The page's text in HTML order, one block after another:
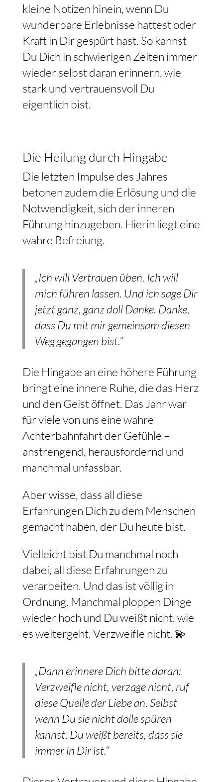
kleine Notizen hinein, wenn Du
wunderbare Erlebnisse hattest oder
Kraft in Dir gespürt hast. So kannst
Du Dich in schwierigen Zeiten immer
wieder selbst daran erinnern, wie
stark und vertrauensvoll Du
eigentlich bist.
Die Heilung durch Hingabe
Die letzten Impulse des Jahres
betonen zudem die Erlösung und die
Notwendigkeit, sich der inneren
Führung hinzugeben. Hierin liegt eine
wahre Befreiung.
„Ich will Vertrauen üben. Ich will
mich führen lassen. Und ich sage Dir
jetzt ganz, ganz doll Danke. Danke,
dass Du mit mir gemeinsam diesen
Weg gegangen bist.“
Die Hingabe an eine höhere Führung
bringt eine innere Ruhe, die das Herz
und den Geist öffnet. Das Jahr war
für viele von uns eine wahre
Achterbahnfahrt der Gefühle –
anstrengend, herausfordernd und
manchmal unfassbar.
Aber wisse, dass all diese
Erfahrungen Dich zu dem Menschen
gemacht haben, der Du heute bist.
Vielleicht bist Du manchmal noch
dabei, all diese Erfahrungen zu
verarbeiten. Und das ist völlig in
Ordnung. Manchmal ploppen Dinge
wieder hoch und Du weißt nicht, wie
es weitergeht. Verzweifle nicht. 💫
„Dann erinnere Dich bitte daran:
Verzweifle nicht, verzage nicht, ruf
diese Quelle der Liebe an. Selbst
wenn Du sie nicht dolle spüren
kannst, Du weißt bereits, dass sie
immer in Dir ist.“